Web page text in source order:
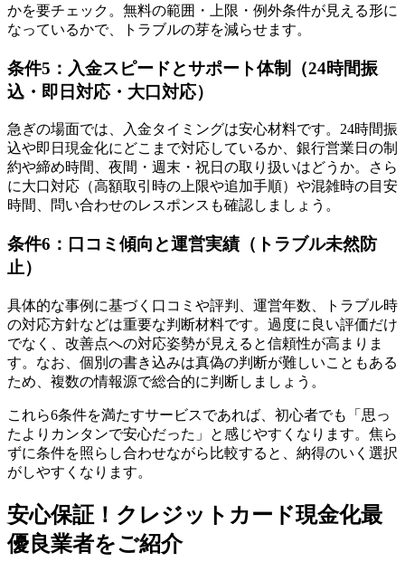
かを要チェック。無料の範囲・上限・例外条件が見える形に
なっているかで、トラブルの芽を減らせます。
条件5：入金スピードとサポート体制（24時間振
込・即日対応・大口対応）
急ぎの場面では、入金タイミングは安心材料です。24時間振
込や即日現金化にどこまで対応しているか、銀行営業日の制
約や締め時間、夜間・週末・祝日の取り扱いはどうか。さら
に大口対応（高額取引時の上限や追加手順）や混雑時の目安
時間、問い合わせのレスポンスも確認しましょう。
条件6：口コミ傾向と運営実績（トラブル未然防
止）
具体的な事例に基づく口コミや評判、運営年数、トラブル時
の対応方針などは重要な判断材料です。過度に良い評価だけ
でなく、改善点への対応姿勢が見えると信頼性が高まりま
す。なお、個別の書き込みは真偽の判断が難しいこともある
ため、複数の情報源で総合的に判断しましょう。
これら6条件を満たすサービスであれば、初心者でも「思っ
たよりカンタンで安心だった」と感じやすくなります。焦ら
ずに条件を照らし合わせながら比較すると、納得のいく選択
がしやすくなります。
安心保証！クレジットカード現金化最
優良業者をご紹介